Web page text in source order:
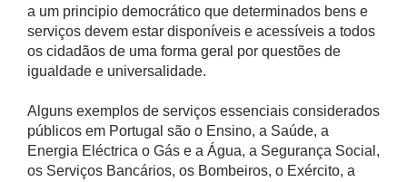
a um principio democrático que determinados bens e
serviços devem estar disponíveis e acessíveis a todos
os cidadãos de uma forma geral por questões de
igualdade e universalidade.
Alguns exemplos de serviços essenciais considerados
públicos em Portugal são o Ensino, a Saúde, a
Energia Eléctrica o Gás e a Água, a Segurança Social,
os Serviços Bancários, os Bombeiros, o Exército, a